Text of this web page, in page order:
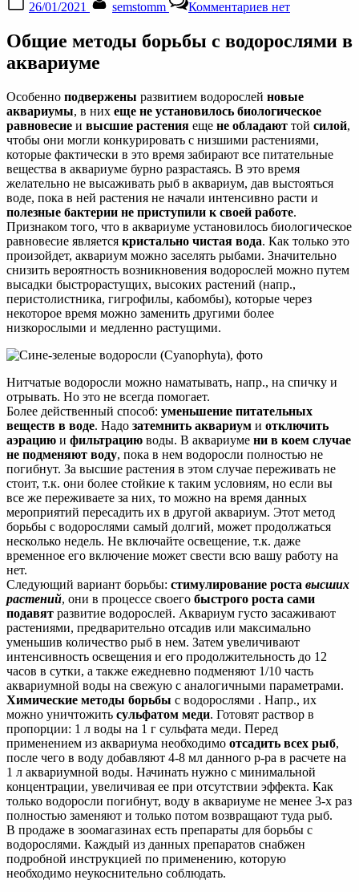
on
26/01/2021 semstomm Комментариевзаписи
болезни
аквариумных
фото
нет
Общие методы борьбы с водорослями в
аквариуме
Особенно подвержены развитием водорослей новые
аквариумы, в них еще не установилось биологическое
равновесие и высшие растения еще не обладают той силой,
чтобы они могли конкурировать с низшими растениями,
которые фактически в это время забирают все питательные
вещества в аквариуме бурно разрастаясь. В это время
желательно не высаживать рыб в аквариум, дав выстояться
воде, пока в ней растения не начали интенсивно расти и
полезные бактерии не приступили к своей работе.
Признаком того, что в аквариуме установилось биологическое
равновесие является кристально чистая вода. Как только это
произойдет, аквариум можно заселять рыбами. Значительно
снизить вероятность возникновения водорослей можно путем
высадки быстрорастущих, высоких растений (напр.,
перистолистника, гигрофилы, кабомбы), которые через
некоторое время можно заменить другими более
низкорослыми и медленно растущими.
Нитчатые водоросли можно наматывать, напр., на спичку и
отрывать. Но это не всегда помогает.
Более действенный способ: уменьшение питательных
веществ в воде. Надо затемнить аквариум и отключить
аэрацию и фильтрацию воды. В аквариуме ни в коем случае
не подменяют воду, пока в нем водоросли полностью не
погибнут. За высшие растения в этом случае переживать не
стоит, т.к. они более стойкие к таким условиям, но если вы
все же переживаете за них, то можно на время данных
мероприятий пересадить их в другой аквариум. Этот метод
борьбы с водорослями самый долгий, может продолжаться
несколько недель. Не включайте освещение, т.к. даже
временное его включение может свести всю вашу работу на
нет.
Следующий вариант борьбы: стимулирование роста высших
растений, они в процессе своего быстрого роста сами
подавят развитие водорослей. Аквариум густо засаживают
растениями, предварительно отсадив или максимально
уменьшив количество рыб в нем. Затем увеличивают
интенсивность освещения и его продолжительность до 12
часов в сутки, а также ежедневно подменяют 1/10 часть
аквариумной воды на свежую с аналогичными параметрами.
Химические методы борьбы с водорослями . Напр., их
можно уничтожить сульфатом меди. Готовят раствор в
пропорции: 1 л воды на 1 г сульфата меди. Перед
применением из аквариума необходимо отсадить всех рыб,
после чего в воду добавляют 4-8 мл данного р-ра в расчете на
1 л аквариумной воды. Начинать нужно с минимальной
концентрации, увеличивая ее при отсутствии эффекта. Как
только водоросли погибнут, воду в аквариуме не менее 3-х раз
полностью заменяют и только потом возвращают туда рыб.
В продаже в зоомагазинах есть препараты для борьбы с
водорослями. Каждый из данных препаратов снабжен
подробной инструкцией по применению, которую
необходимо неукоснительно соблюдать.